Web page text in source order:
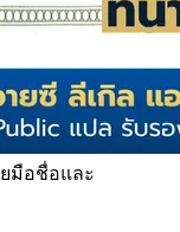
มือชื่อและ